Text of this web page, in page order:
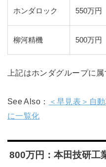
ホンダロック 550万円
柳河精機 500万円
上記はホンダグループに
See Also：
＜早見表＞自
に一覧化
800万円：本田技研工